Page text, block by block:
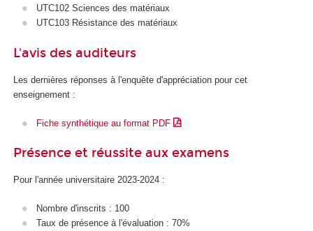
UTC102 Sciences des matériaux
UTC103 Résistance des matériaux
L'avis des auditeurs
Les dernières réponses à l'enquête d'appréciation pour cet
enseignement :
Fiche synthétique au format PDF
Présence et réussite aux examens
Pour l'année universitaire 2023-2024 :
Nombre d'inscrits : 100
Taux de présence à l'évaluation : 70%